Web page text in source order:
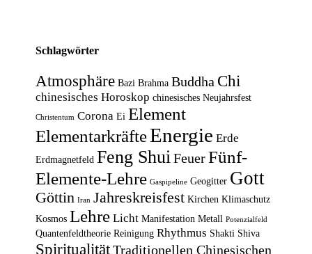
Schlagwörter
Atmosphäre Bazi Brahma Buddha Chi
chinesisches Horoskop chinesisches Neujahrsfest
Christentum Corona Ei Element
ElementarkräfteEnergie Erde
Erdmagnetfeld Feng Shui Feuer Fünf-
Elemente-Lehre Gaspipeline Geogitter Gott
Göttin Iran Jahreskreisfest Kirchen Klimaschutz
Kosmos Lehre Licht Manifestation Metall Potenzialfeld
Quantenfeldtheorie Reinigung Rhythmus Shakti Shiva
Spiritualität Traditionellen Chinesischen